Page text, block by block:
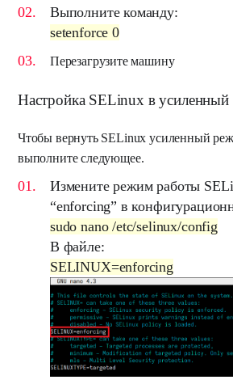
Выполните команду:
setenforce 0
Перезагрузите машину
Настройка SELinux в
Чтобы вернуть SELinux усиленный
выполните следующее.
Измените режим работы
“enforcing” в
sudo nano /etc/selinux/config
В файле:
SELINUX=enforcing